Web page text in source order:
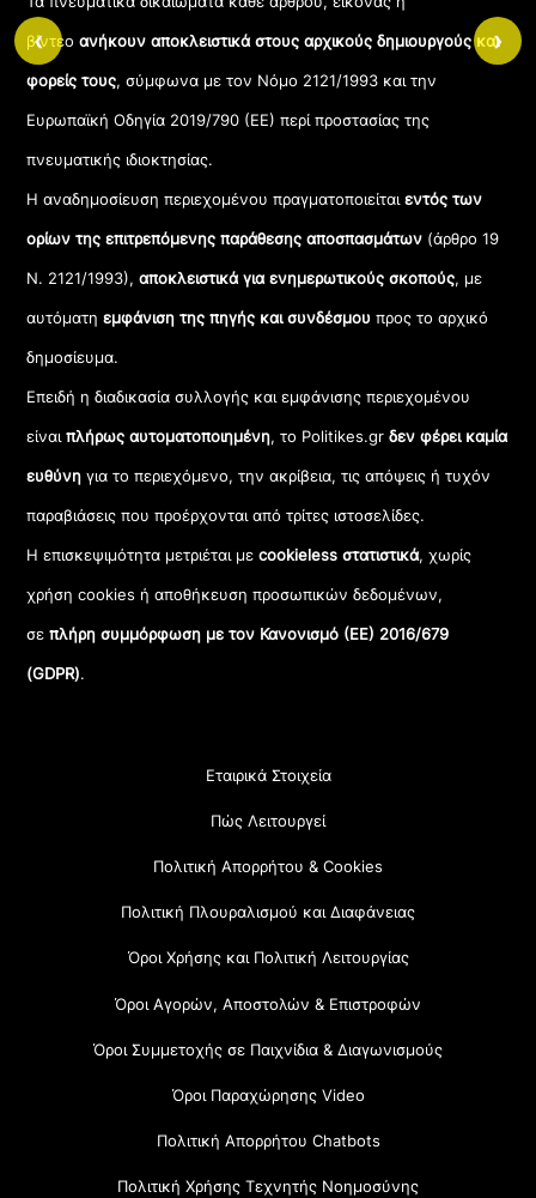
βίντεοανήκουν αποκλειστικά στους αρχικούς δημιουργούς και
φορείς τους, σύμφωνα με τον Νόμο 2121/1993 και την
Ευρωπαϊκή Οδηγία 2019/790 (ΕΕ) περί προστασίας της
πνευματικής ιδιοκτησίας.
Η αναδημοσίευση περιεχομένου πραγματοποιείταιεντός των
ορίων της επιτρεπόμενης παράθεσης αποσπασμάτων (άρθρο 19
Ν. 2121/1993), αποκλειστικά για ενημερωτικούς σκοπούς, με
αυτόματηεμφάνιση της πηγής και συνδέσμου προς το αρχικό
δημοσίευμα.
Επειδή η διαδικασία συλλογής και εμφάνισης περιεχομένου
είναιπλήρως αυτοματοποιημένη, το Politikes.grδεν φέρει καμία
ευθύνη για το περιεχόμενο, την ακρίβεια, τις απόψεις ή τυχόν
παραβιάσεις που προέρχονται από τρίτες ιστοσελίδες.
Η επισκεψιμότητα μετριέται μεcookieless στατιστικά, χωρίς
χρήση cookies ή αποθήκευση προσωπικών δεδομένων,
σεπλήρη συμμόρφωση με τον Κανονισμό (ΕΕ) 2016/679
(GDPR).
Εταιρικά Στοιχεία
Πώς Λειτουργεί
Πολιτική Απορρήτου & Cookies
Πολιτική Πλουραλισμού και Διαφάνειας
Όροι Χρήσης και Πολιτική Λειτουργίας
Όροι Αγορών, Αποστολών & Επιστροφών
Όροι Συμμετοχής σε Παιχνίδια & Διαγωνισμούς
Όροι Παραχώρησης Video
Πολιτική Απορρήτου Chatbots
Πολιτική Χρήσης Τεχνητής Νοημοσύνης
‹ ›